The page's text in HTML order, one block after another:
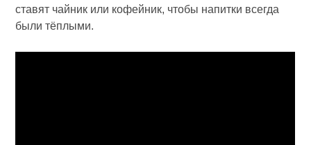
ставят чайник или кофейник, чтобы напитки всегда
были тёплыми.